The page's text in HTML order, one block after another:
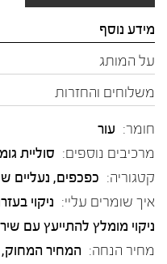
מידע נוסף
על המותג
משלוחים והחזרות
חומר: עור
מרכיבים נוספים: סוליית
קטגוריה: כפכפים, נעליים
איך שומרים עליי: ניקוי
ניקוי מומלץ להתייעץ עם
מחיר הנחה: המחיר המחוק,